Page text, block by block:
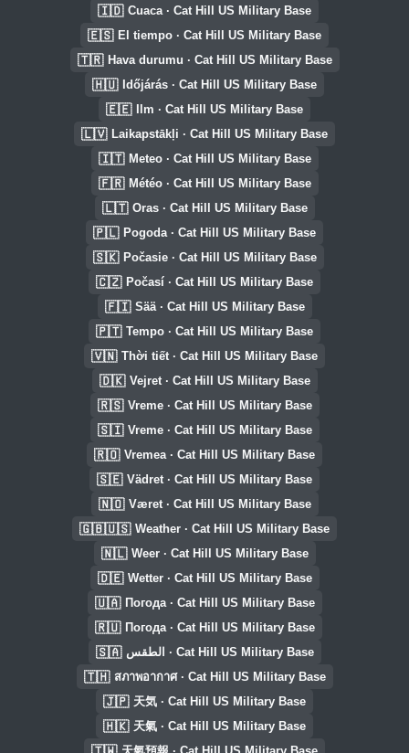
🇮🇩 Cuaca · Cat Hill US Military Base
🇪🇸 El tiempo · Cat Hill US Military Base
🇹🇷 Hava durumu · Cat Hill US Military Base
🇭🇺 Időjárás · Cat Hill US Military Base
🇪🇪 Ilm · Cat Hill US Military Base
🇱🇻 Laikapstākļi · Cat Hill US Military Base
🇮🇹 Meteo · Cat Hill US Military Base
🇫🇷 Météo · Cat Hill US Military Base
🇱🇹 Oras · Cat Hill US Military Base
🇵🇱 Pogoda · Cat Hill US Military Base
🇸🇰 Počasie · Cat Hill US Military Base
🇨🇿 Počasí · Cat Hill US Military Base
🇫🇮 Sää · Cat Hill US Military Base
🇵🇹 Tempo · Cat Hill US Military Base
🇻🇳 Thời tiết · Cat Hill US Military Base
🇩🇰 Vejret · Cat Hill US Military Base
🇷🇸 Vreme · Cat Hill US Military Base
🇸🇮 Vreme · Cat Hill US Military Base
🇷🇴 Vremea · Cat Hill US Military Base
🇸🇪 Vädret · Cat Hill US Military Base
🇳🇴 Været · Cat Hill US Military Base
🇬🇧🇺🇸 Weather · Cat Hill US Military Base
🇳🇱 Weer · Cat Hill US Military Base
🇩🇪 Wetter · Cat Hill US Military Base
🇺🇦 Погода · Cat Hill US Military Base
🇷🇺 Погода · Cat Hill US Military Base
🇸🇦 الطقس · Cat Hill US Military Base
🇹🇭 สภาพอากาศ · Cat Hill US Military Base
🇯🇵 天気 · Cat Hill US Military Base
🇭🇰 天氣 · Cat Hill US Military Base